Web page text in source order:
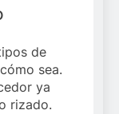
de
sea.
ya
rizado.